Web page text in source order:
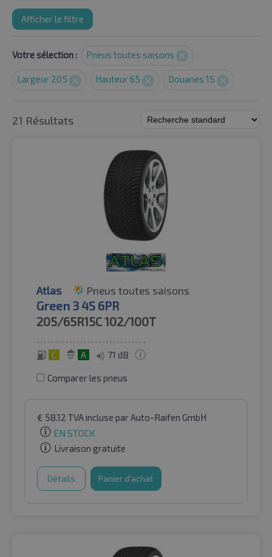
Afficher le filtre
Votre sélection : Pneus toutes saisons
Largeur 205 Hauteur 65 Douanes 15
21 Résultats
Atlas Pneus toutes saisons
Green 3 4S 6PR
205/65R15C102/100T
C A 71 dB
Comparer les pneus
€ 58.12 TVA incluse par Auto-Raifen GmbH
EN STOCK
Livraison gratuite
Détails Panier d'achat